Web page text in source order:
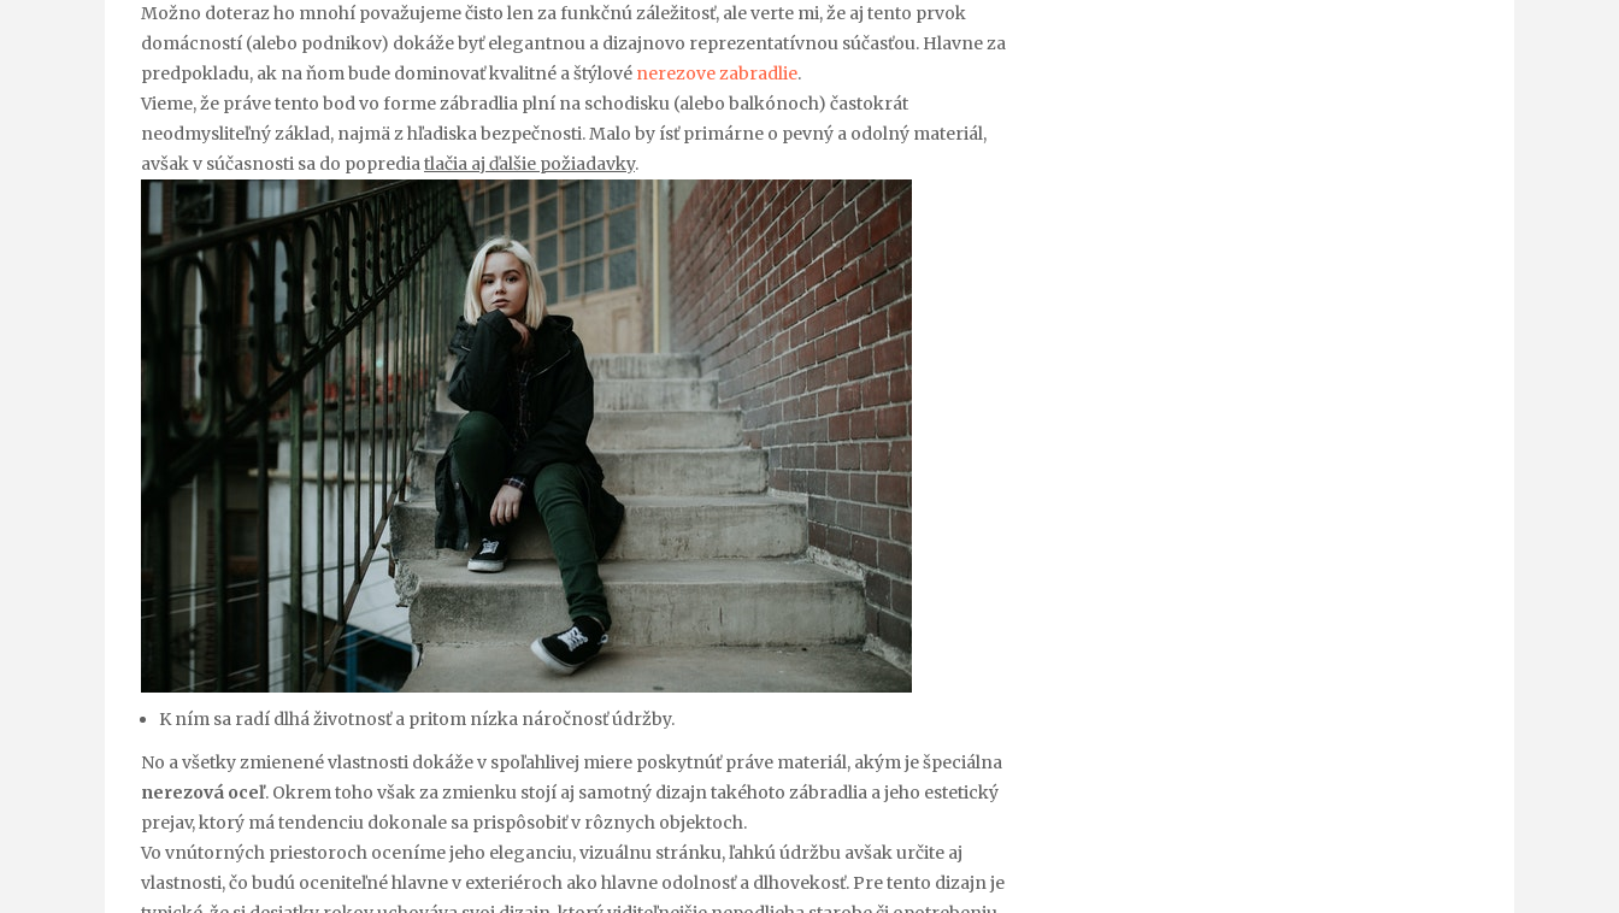
Možno doteraz ho mnohí považujeme čisto len za funkčnú záležitosť, ale verte mi, že aj tento prvok
domácností (alebo podnikov) dokáže byť elegantnou a dizajnovo reprezentatívnou súčasťou. Hlavne za
predpokladu, ak na ňom bude dominovať kvalitné a štýlové nerezove zabradlie.
Vieme, že práve tento bod vo forme zábradlia plní na schodisku (alebo balkónoch) častokrát
neodmysliteľný základ, najmä z hľadiska bezpečnosti. Malo by ísť primárne o pevný a odolný materiál,
avšak v súčasnosti sa do poprediatlačia aj ďalšie požiadavky.
K ním sa radí dlhá životnosť a pritom nízka náročnosť údržby.
No a všetky zmienené vlastnosti dokáže v spoľahlivej miere poskytnúť práve materiál, akým je špeciálna
nerezová oceľ. Okrem toho však za zmienku stojí aj samotný dizajn takéhoto zábradlia a jeho estetický
prejav, ktorý má tendenciu dokonale sa prispôsobiť v rôznych objektoch.
Vo vnútorných priestoroch oceníme jeho eleganciu, vizuálnu stránku, ľahkú údržbu avšak určite aj
vlastnosti, čo budú oceniteľné hlavne v exteriéroch ako hlavne odolnosť a dlhovekosť. Pre tento dizajn je